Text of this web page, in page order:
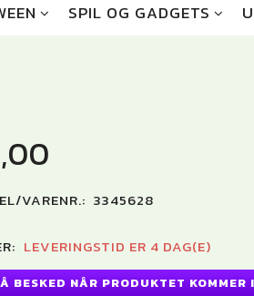
SPIL OG GADGETS
VARENR.: 3345628
LEVERINGSTID ER 4 DAG(E)
BESKED NÅR PRODUKTET KOMMER